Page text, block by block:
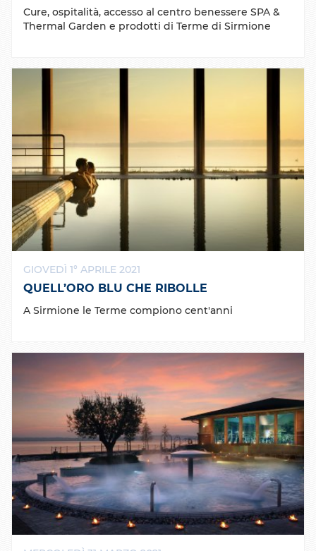
Cure, ospitalità, accesso al centro benessere SPA &
Thermal Garden e prodotti di Terme di Sirmione
GIOVEDÌ 1° APRILE 2021
QUELL’ORO BLU CHE RIBOLLE
A Sirmione le Terme compiono cent'anni